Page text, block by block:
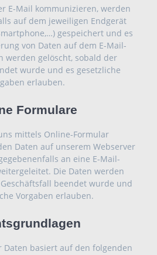
E-Mail kommunizieren, werden
auf dem jeweiligen Endgerät
gespeichert und es
von Daten auf dem E-Mail-
werden gelöscht, sobald der
wurde und es gesetzliche
erlauben.
Formulare
mittels Online-Formular
Daten auf unserem Webserver
an eine E-Mail-
Die Daten werden
beendet wurde und
Vorgaben erlauben.
Daten basiert auf den folgenden